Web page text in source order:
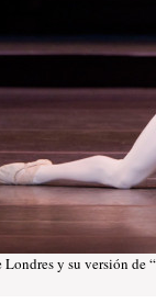
y su versión de